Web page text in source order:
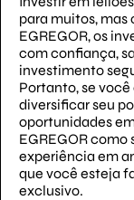
para muitos,
EGREGOR, os
com confiança,
investimento
Portanto, se
diversificar seu
oportunidades
EGREGOR
experiência em
que você esteja
exclusivo.